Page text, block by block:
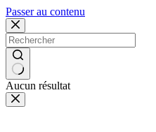
Passer au contenu
Aucun résultat